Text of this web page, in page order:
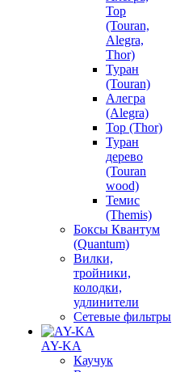
Тор
(Touran,
Alegra,
Thor)
Туран
(Touran)
Алегра
(Alegra)
Тор (Thor)
Туран
дерево
(Touran
wood)
Темис
(Themis)
Боксы Квантум
(Quantum)
Вилки,
тройники,
колодки,
удлинители
Сетевые фильтры
AY-KA
Каучук